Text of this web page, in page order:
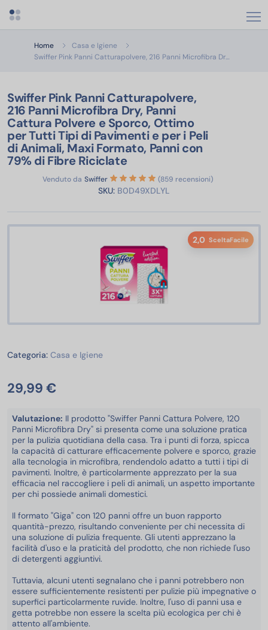
Apri menu categorie
Home
Casa e Igiene
Swiffer Pink Panni Catturapolvere, 216 Panni Microfibra Dr…
Swiffer Pink Panni Catturapolvere,
216 Panni Microfibra Dry, Panni
Cattura Polvere e Sporco, Ottimo
per Tutti Tipi di Pavimenti e per i Peli
di Animali, Maxi Formato, Panni con
79% di Fibre Riciclate
Venduto da Swiffer (859 recensioni)
SKU: B0D49XDLYL
2,0 SceltaFacile
Categoria: Casa e IgieneCasa e Igiene
29,99 €
Valutazione: Il prodotto "Swiffer Panni Cattura Polvere, 120
Panni Microfibra Dry" si presenta come una soluzione pratica
per la pulizia quotidiana della casa. Tra i punti di forza, spicca
la capacità di catturare efficacemente polvere e sporco, grazie
alla tecnologia in microfibra, rendendolo adatto a tutti i tipi di
pavimenti. Inoltre, è particolarmente apprezzato per la sua
efficacia nel raccogliere i peli di animali, un aspetto importante
per chi possiede animali domestici.
Il formato "Giga" con 120 panni offre un buon rapporto
quantità-prezzo, risultando conveniente per chi necessita di
una soluzione di pulizia frequente. Gli utenti apprezzano la
facilità d'uso e la praticità del prodotto, che non richiede l'uso
di detergenti aggiuntivi.
Tuttavia, alcuni utenti segnalano che i panni potrebbero non
essere sufficientemente resistenti per pulizie più impegnative o
superfici particolarmente ruvide. Inoltre, l'uso di panni usa e
getta potrebbe non essere la scelta più ecologica per chi è
attento all'ambiente.